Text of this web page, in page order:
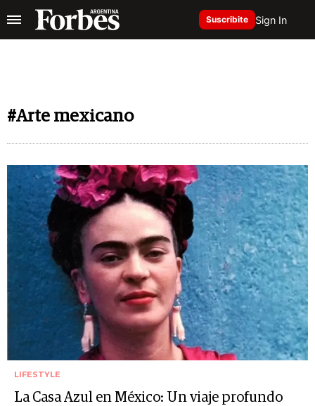
Suscribite Sign In
#Arte mexicano
LIFESTYLE
La Casa Azul en México: Un viaje profundo